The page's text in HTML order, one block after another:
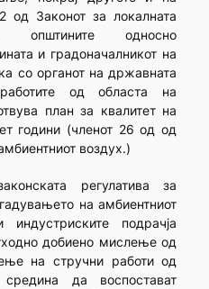
од Законот за локалната
општините односно
и градоначалникот на
со органот на државната
од областа на
план за квалитет на
години (членот 26 од од
воздух.)
регулатива за
на амбиентниот
подрачја
добиено мислење од
на стручни работи од
да воспостават